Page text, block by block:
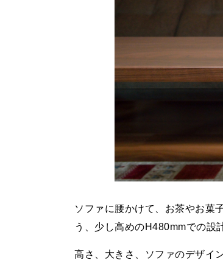
ソファに腰かけて、お茶やお菓
う、少し高めのH480mmでの設
高さ、大きさ、ソファのデザイ